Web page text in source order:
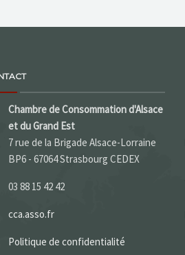
Chambre de Consommation d'Alsace
et du Grand Est
7 rue de la Brigade Alsace-Lorraine
BP6 - 67064 Strasbourg CEDEX
03 88 15 42 42
cca.asso.fr
Politique de confidentialité